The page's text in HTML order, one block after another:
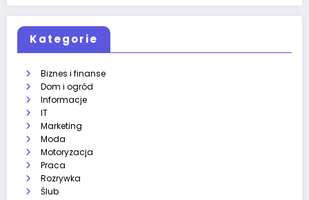
Kategorie
Biznes i finanse
Dom i ogród
Informacje
IT
Marketing
Moda
Motoryzacja
Praca
Rozrywka
Ślub